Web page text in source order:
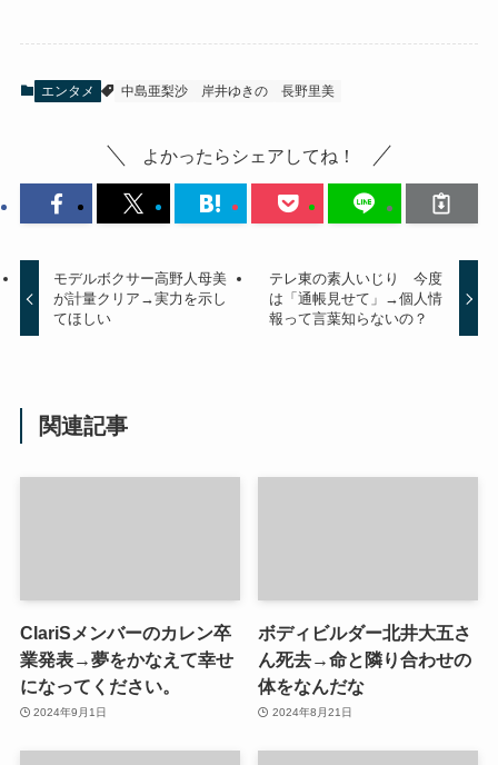
エンタメ 中島亜梨沙 岸井ゆきの 長野里美
よかったらシェアしてね！
モデルボクサー高野人母美
が計量クリア→実力を示し
てほしい
テレ東の素人いじり 今度
は「通帳見せて」→個人情
報って言葉知らないの？
関連記事
ClariSメンバーのカレン卒
業発表→夢をかなえて幸せ
になってください。
2024年9月1日
ボディビルダー北井大五さ
ん死去→命と隣り合わせの
体をなんだな
2024年8月21日